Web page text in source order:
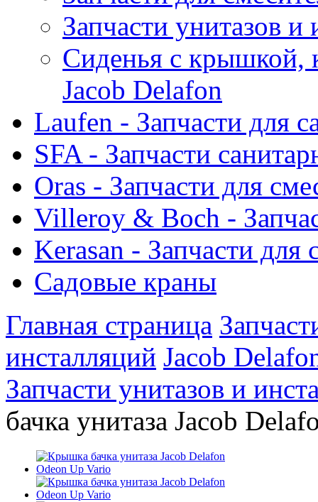
Запчасти унитазов
Сиденья с крышкой,
Jacob Delafon
Laufen - Запчасти для
SFA - Запчасти
Oras - Запчасти для
Villeroy & Boch -
Kerasan - Запчасти для
Садовые краны
Главная страница
инсталляций Jacob
Запчасти унитазов и
бачка унитаза Jacob